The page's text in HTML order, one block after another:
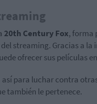
20th Century Fox, forma
streaming. Gracias a la
ofrecer sus películas
así para luchar contra
también le pertenece.